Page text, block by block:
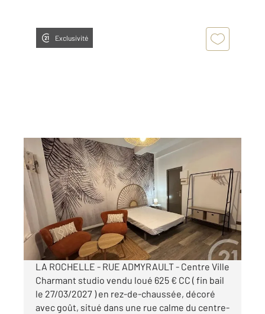
Exclusivité
LA ROCHELLE 17
27,32 m2, 1 pièce
Ref : 22176
Appartement Studio à vendre
155 050 €
Visiter le site dédié
LA ROCHELLE - RUE ADMYRAULT - Centre Ville
Charmant studio vendu loué 625 € CC ( fin bail
le 27/03/2027 ) en rez-de-chaussée, décoré
avec goût, situé dans une rue calme du centre-